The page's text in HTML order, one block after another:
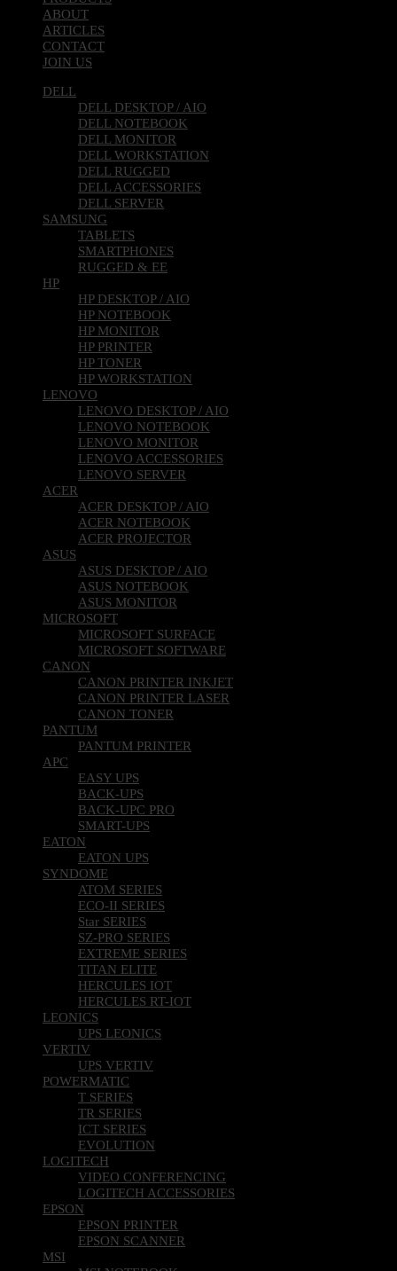
ABOUT
ARTICLES
CONTACT
JOIN US
DELL
DELL DESKTOP / AIO
DELL NOTEBOOK
DELL MONITOR
DELL WORKSTATION
DELL RUGGED
DELL ACCESSORIES
DELL SERVER
SAMSUNG
TABLETS
SMARTPHONES
RUGGED & EE
HP
HP DESKTOP / AIO
HP NOTEBOOK
HP MONITOR
HP PRINTER
HP TONER
HP WORKSTATION
LENOVO
LENOVO DESKTOP / AIO
LENOVO NOTEBOOK
LENOVO MONITOR
LENOVO ACCESSORIES
LENOVO SERVER
ACER
ACER DESKTOP / AIO
ACER NOTEBOOK
ACER PROJECTOR
ASUS
ASUS DESKTOP / AIO
ASUS NOTEBOOK
ASUS MONITOR
MICROSOFT
MICROSOFT SURFACE
MICROSOFT SOFTWARE
CANON
CANON PRINTER INKJET
CANON PRINTER LASER
CANON TONER
PANTUM
PANTUM PRINTER
APC
EASY UPS
BACK-UPS
BACK-UPC PRO
SMART-UPS
EATON
EATON UPS
SYNDOME
ATOM SERIES
ECO-II SERIES
Star SERIES
SZ-PRO SERIES
EXTREME SERIES
TITAN ELITE
HERCULES IOT
HERCULES RT-IOT
LEONICS
UPS LEONICS
VERTIV
UPS VERTIV
POWERMATIC
T SERIES
TR SERIES
ICT SERIES
EVOLUTION
LOGITECH
VIDEO CONFERENCING
LOGITECH ACCESSORIES
EPSON
EPSON PRINTER
EPSON SCANNER
MSI